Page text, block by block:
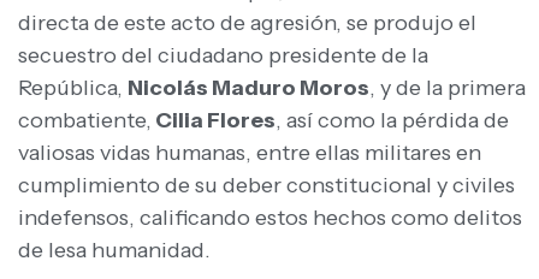
directa de este acto de agresión, se produjo el
secuestro del ciudadano presidente de la
República, Nicolás Maduro Moros, y de la primera
combatiente, Cilia Flores, así como la pérdida de
valiosas vidas humanas, entre ellas militares en
cumplimiento de su deber constitucional y civiles
indefensos, calificando estos hechos como delitos
de lesa humanidad.